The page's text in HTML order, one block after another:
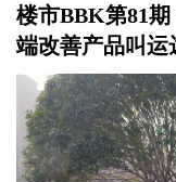
楼市BBK第81
端改善产品叫运